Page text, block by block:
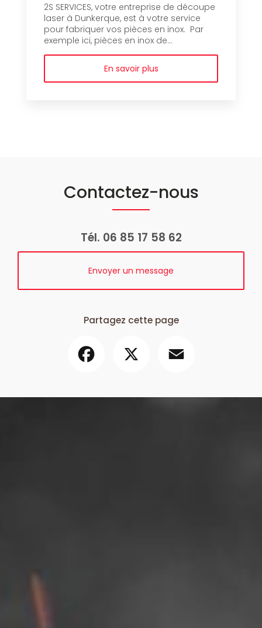
2S SERVICES, votre entreprise de découpe
laser à Dunkerque, est à votre service
pour fabriquer vos pièces en inox. Par
exemple ici, pièces en inox de...
En savoir plus
Contactez-nous
Tél. 06 85 17 58 62
Envoyer un message
Partagez cette page